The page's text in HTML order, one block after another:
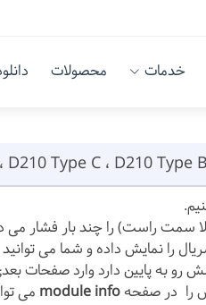
خدمات محصولات
سمت راست) را چند بار فشار می
را نمایش داده و شما می
رو به پایین دارد وارد صفحات
module info می